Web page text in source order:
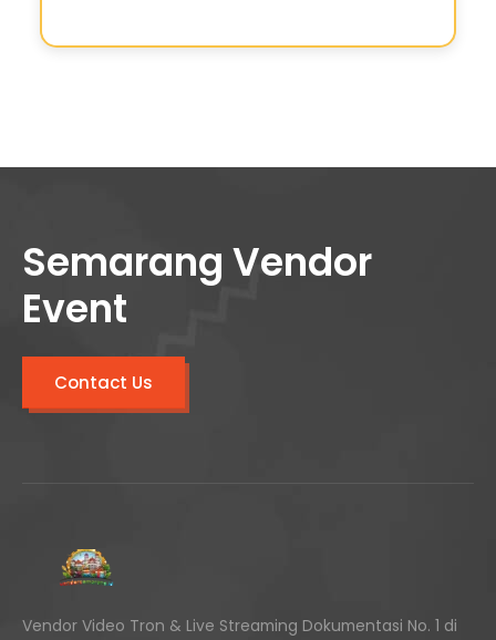
Semarang Vendor
Event
Contact Us
Vendor Video Tron & Live Streaming Dokumentasi No. 1 di